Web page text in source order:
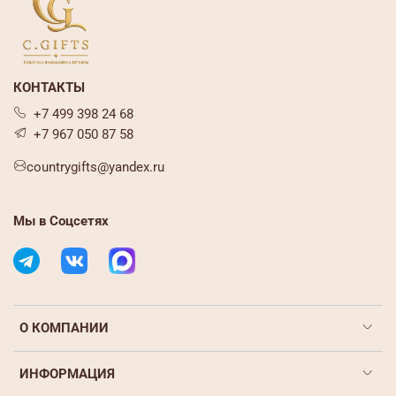
О КОМПАНИИ
ИНФОРМАЦИЯ
КОНТАКТЫ
+7 499 398 24 68
+7 967 050 87 58
countrygifts@yandex.ru
Мы в Соцсетях